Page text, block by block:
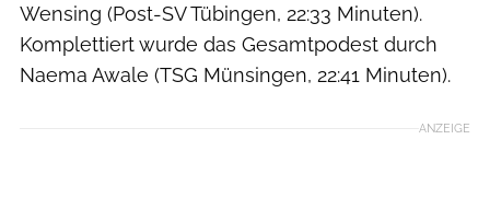
Wensing (Post-SV Tübingen, 22:33 Minuten).
Komplettiert wurde das Gesamtpodest durch
Naema Awale (TSG Münsingen, 22:41 Minuten).
ANZEIGE